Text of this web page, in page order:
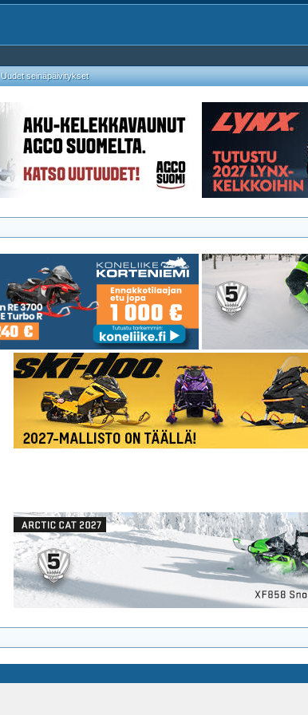
Uudet seinäpäivitykset